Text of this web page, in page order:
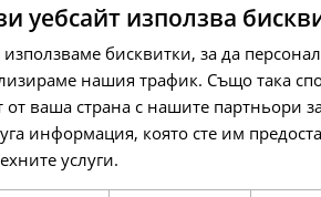
На гребена
00
Pandora
174. лв.
уебсайт използва
бисквитки, за да
нашия трафик. Също така
от ваша страна с нашите партньори
информация, която сте им
услуги.